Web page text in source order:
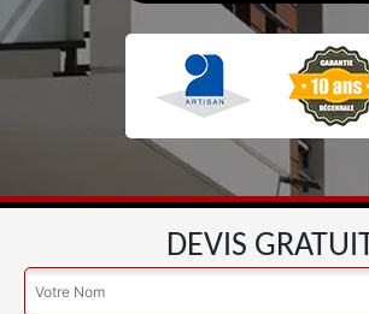
DEVIS GRATUIT